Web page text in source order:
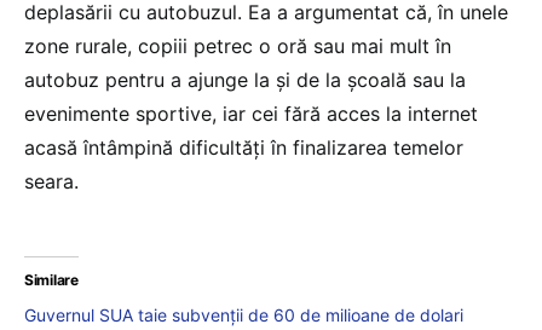
deplasării cu autobuzul. Ea a argumentat că, în unele
zone rurale, copiii petrec o oră sau mai mult în
autobuz pentru a ajunge la şi de la şcoală sau la
evenimente sportive, iar cei fără acces la internet
acasă întâmpină dificultăţi în finalizarea temelor
seara.
Similare
Guvernul SUA taie subvenţii de 60 de milioane de dolari